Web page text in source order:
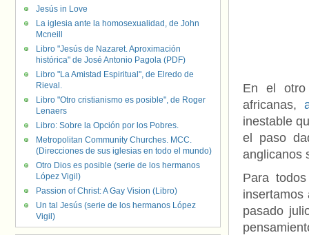
En el otro
africanas,
inestable
el paso
anglicanos
Para
pasado
Jesús in Love
La iglesia ante la homosexualidad, de John
Mcneill
Libro "Jesús de Nazaret. Aproximación
histórica" de José Antonio Pagola (PDF)
Libro "La Amistad Espiritual", de Elredo de
Rieval.
Libro "Otro cristianismo es posible", de Roger
Lenaers
Libro: Sobre la Opción por los Pobres.
Metropolitan Community Churches. MCC.
(Direcciones de sus iglesias en todo el mundo)
Otro Dios es posible (serie de los hermanos
López Vigil)
Passion of Christ: A Gay Vision (Libro)
Un tal Jesús (serie de los hermanos López
Vigil)